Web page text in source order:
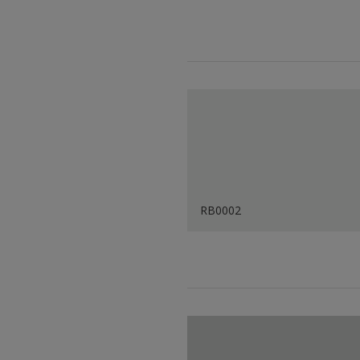
RB0002